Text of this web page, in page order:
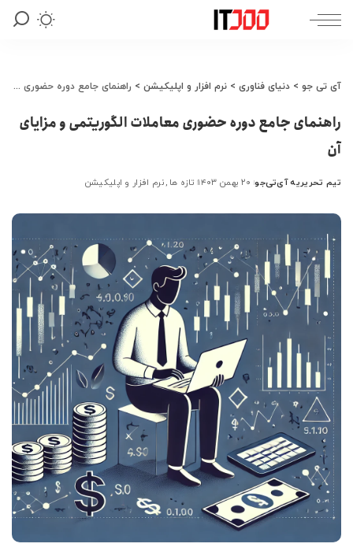
آی تی جو > دنیای فناوری > نرم افزار و اپلیکیشن > راهنمای جامع دوره حضوری معاملات الگوریتمی و مزایای آن
راهنمای جامع دوره حضوری معاملات الگوریتمی و مزایای
آن
ارسال
توسط
تیم تحریریه آی‌تی‌جو ۲۰ بهمن ۱۴۰۳ تازه ها نرم افزار و اپلیکیشن